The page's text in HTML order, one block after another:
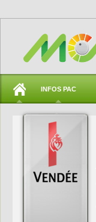
INFOS PAC